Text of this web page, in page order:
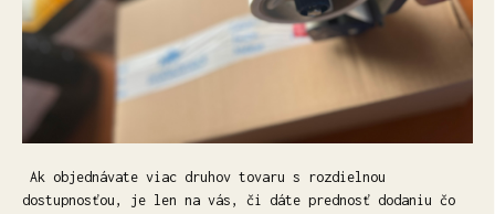
Ak objednávate viac druhov tovaru s rozdielnou
dostupnosťou, je len na vás, či dáte prednosť dodaniu čo